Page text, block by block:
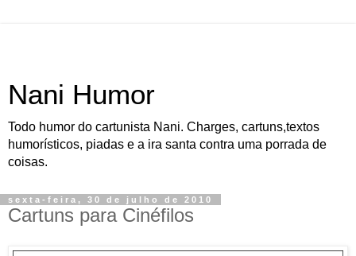
Nani Humor
Todo humor do cartunista Nani. Charges, cartuns,textos
humorísticos, piadas e a ira santa contra uma porrada de
coisas.
sexta-feira, 30 de julho de 2010
Cartuns para Cinéfilos